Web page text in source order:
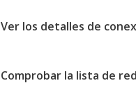
Ver los detalles de
Comprobar la lista de